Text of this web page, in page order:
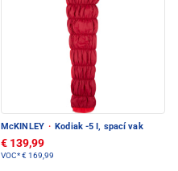
McKINLEY · Kodiak -5 I, spací vak
€ 139,99
VOC*€ 169,99